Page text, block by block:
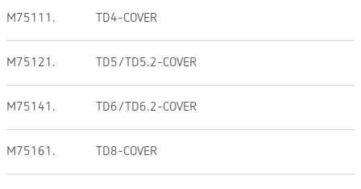
M75111. TD4-COVER
M75121. TD5/TD5.2-COVER
M75141. TD6/TD6.2-COVER
M75161. TD8-COVER